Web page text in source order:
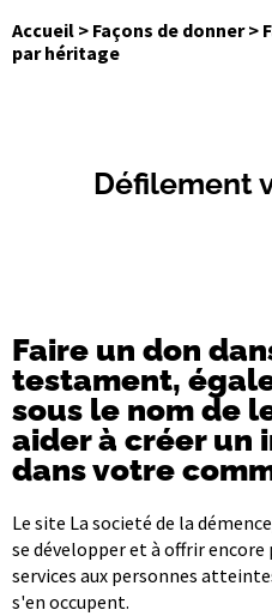
Accueil > Façons de donner>
par héritage
Défilement
Faire un don
testament,
sous le nom de
aider à créer un
dans votre
Le site La societé de la
se développer et à offrir
services aux personnes
s'en occupent.